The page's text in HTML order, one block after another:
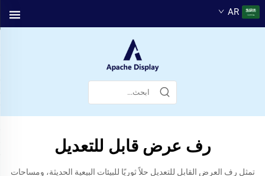
AR
رف عرض قابل للتعديل
تمثل رف العرض القابل للتعديل حلاً ثوريًا للبيئات البيعية الحديثة، ومساحات